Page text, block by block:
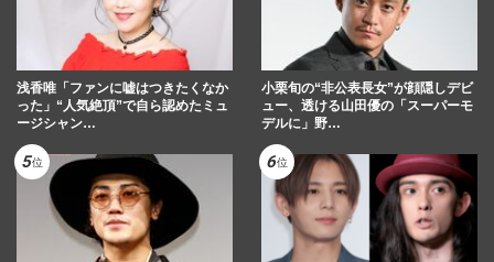
浅香唯「ファンに嘘はつきたくなか
った」“人気絶頂”で自ら認めたミュ
ージシャン…
小栗旬の“非公表長女”が顔隠しデビ
ュー、透ける山田優の「スーパーモ
デルに」野…